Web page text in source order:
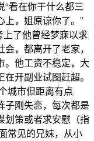
看在你干什么都三
上，姐原谅你了。”
了他曾经梦寐以求
，都离开了老家，
。他工资不稳定，大
开副业试图赶超。
城市但距离有点
子刚失恋，每次都是
划策或者求安慰（指
常见的兄妹，从小